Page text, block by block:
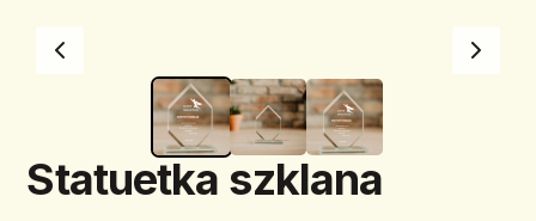
Statuetka szklana